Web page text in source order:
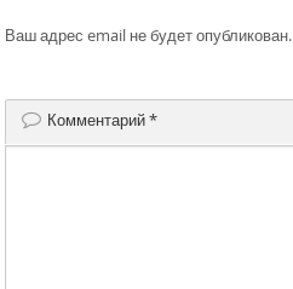
Ваш адрес email не будет опубликован.
Комментарий*